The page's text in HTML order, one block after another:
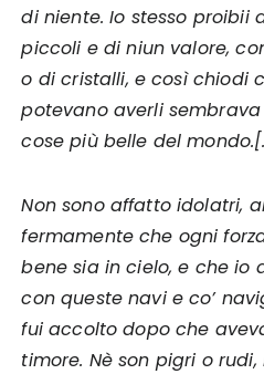
di niente. Io stesso proibii
piccoli e di niun valore,
o di cristalli, e così chiodi
potevano averli
cose più belle del
Non sono affatto idolatri,
fermamente che ogni
bene sia in cielo, e che io
con queste navi e co’
fui accolto dopo che
timore. Nè son pigri o